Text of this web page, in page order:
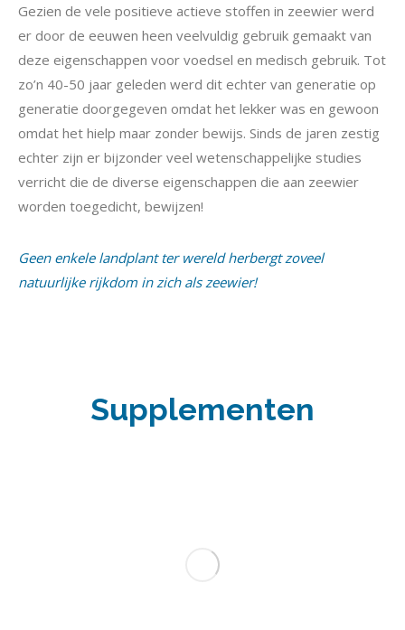
Gezien de vele positieve actieve stoffen in zeewier werd
er door de eeuwen heen veelvuldig gebruik gemaakt van
deze eigenschappen voor voedsel en medisch gebruik. Tot
zo’n 40-50 jaar geleden werd dit echter van generatie op
generatie doorgegeven omdat het lekker was en gewoon
omdat het hielp maar zonder bewijs. Sinds de jaren zestig
echter zijn er bijzonder veel wetenschappelijke studies
verricht die de diverse eigenschappen die aan zeewier
worden toegedicht, bewijzen!
Geen enkele landplant ter wereld herbergt zoveel
natuurlijke rijkdom in zich als zeewier!
Supplementen